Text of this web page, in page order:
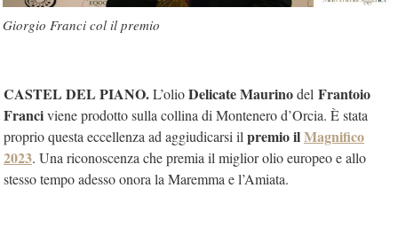
Giorgio Franci col il premio
CASTEL DEL PIANO.L’olioDelicate Maurinodel Frantoio
Franciviene prodotto sulla collina di Montenero d’Orcia. È stata
proprio questa eccellenza ad aggiudicarsi il premio ilMagnifico
2023. Una riconoscenza che premia il miglior olio europeo e allo
stesso tempo adesso onora la Maremma e l’Amiata.